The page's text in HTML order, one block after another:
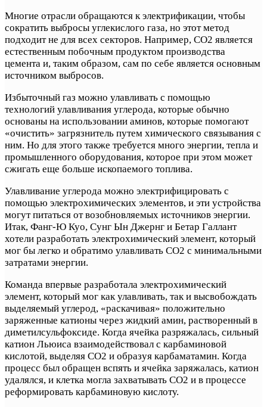
Многие отрасли обращаются к электрификации, чтобы
сократить выбросы углекислого газа, но этот метод
подходит не для всех секторов. Например, CO2 является
естественным побочным продуктом производства
цемента и, таким образом, сам по себе является основным
источником выбросов.
Избыточный газ можно улавливать с помощью
технологий улавливания углерода, которые обычно
основаны на использовании аминов, которые помогают
«очистить» загрязнитель путем химического связывания с
ним. Но для этого также требуется много энергии, тепла и
промышленного оборудования, которое при этом может
сжигать еще больше ископаемого топлива.
Улавливание углерода можно электрифицировать с
помощью электрохимических элементов, и эти устройства
могут питаться от возобновляемых источников энергии.
Итак, Фанг-Ю Куо, Сунг Ын Джернг и Бетар Галлант
хотели разработать электрохимический элемент, который
мог бы легко и обратимо улавливать CO2 с минимальными
затратами энергии.
Команда впервые разработала электрохимический
элемент, который мог как улавливать, так и высвобождать
выделяемый углерод, «раскачивая» положительно
заряженные катионы через жидкий амин, растворенный в
диметилсульфоксиде. Когда ячейка разряжалась, сильный
катион Льюиса взаимодействовал с карбаминовой
кислотой, выделяя CO2 и образуя карбаматамин. Когда
процесс был обращен вспять и ячейка заряжалась, катион
удалялся, и клетка могла захватывать CO2 и в процессе
реформировать карбаминовую кислоту.